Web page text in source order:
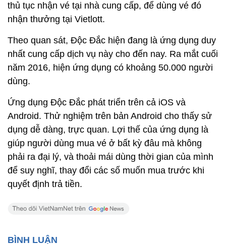
thủ tục nhận vé tại nhà cung cấp, để dùng vé đó
nhận thưởng tại Vietlott.
Theo quan sát, Độc Đắc hiện đang là ứng dụng duy
nhất cung cấp dịch vụ này cho đến nay. Ra mắt cuối
năm 2016, hiện ứng dụng có khoảng 50.000 người
dùng.
Ứng dụng Độc Đắc phát triển trên cả iOS và
Android. Thử nghiệm trên bản Android cho thấy sử
dụng dễ dàng, trực quan. Lợi thế của ứng dụng là
giúp người dùng mua vé ở bất kỳ đâu mà không
phải ra đại lý, và thoải mái dùng thời gian của mình
để suy nghĩ, thay đổi các số muốn mua trước khi
quyết định trả tiền.